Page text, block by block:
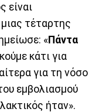
είναι
τέταρτης
«Πάντα
κάτι για
για τη νόσο
εμβολιασμού
ήταν».